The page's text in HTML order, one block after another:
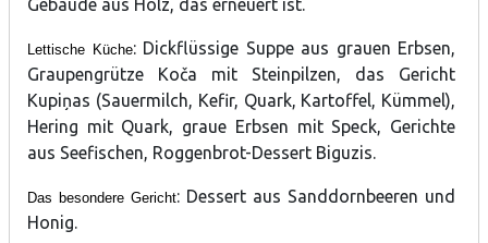
Gebäude aus Holz, das erneuert ist.
Lettische Küche: Dickflüssige Suppe aus grauen Erbsen,
Graupengrütze Koča mit Steinpilzen, das Gericht
Kupiņas (Sauermilch, Kefir, Quark, Kartoffel, Kümmel),
Hering mit Quark, graue Erbsen mit Speck, Gerichte
aus Seefischen, Roggenbrot-Dessert Biguzis.
Das besondere Gericht: Dessert aus Sanddornbeeren und
Honig.